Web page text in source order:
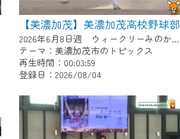
【美濃加茂】美濃加茂高校野球部
2026年6月8日週 ウィークリーみのかもにて放送
テーマ：美濃加茂市のトピックス
再生時間：00:03:59
登録日：2026/08/04